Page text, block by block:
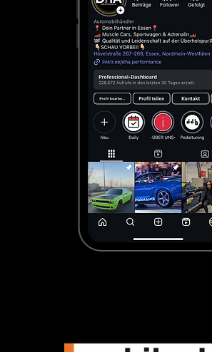
Wenn Sie gezielt nach Us car
US
Bei DHA Performance erhalten Sie